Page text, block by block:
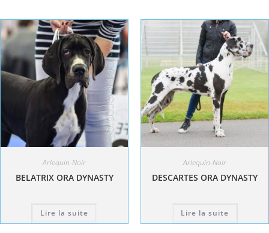
Arlequin-Noir
BELATRIX ORA DYNASTY
Lire la suite
Arlequin-Noir
DESCARTES ORA DYNASTY
Lire la suite